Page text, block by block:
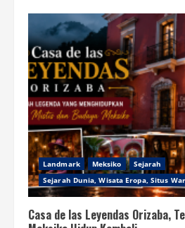
Landmark Meksiko
Sejarah
Sejarah Dunia, Wisata Eropa, Situs
Casa de las Leyendas Orizaba,